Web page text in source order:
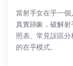
當射手女在乎一個
真實跡象，破解
照表、常見誤區
的在乎模式。